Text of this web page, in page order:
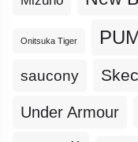
Onitsuka Tiger
saucony
Under Armour